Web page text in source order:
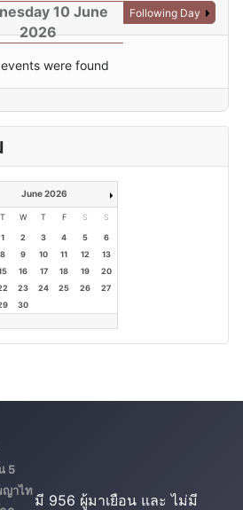
10 June
2026
Following Day
were found
June 2026
T W T F S S
1 2 3 4 5
6
8 9 10 11 12
13
16 17 18 19
20
23 24 25 26
27
30
5
ญาไท
มี 956 ผู้มาเยือน และ ไม่มี